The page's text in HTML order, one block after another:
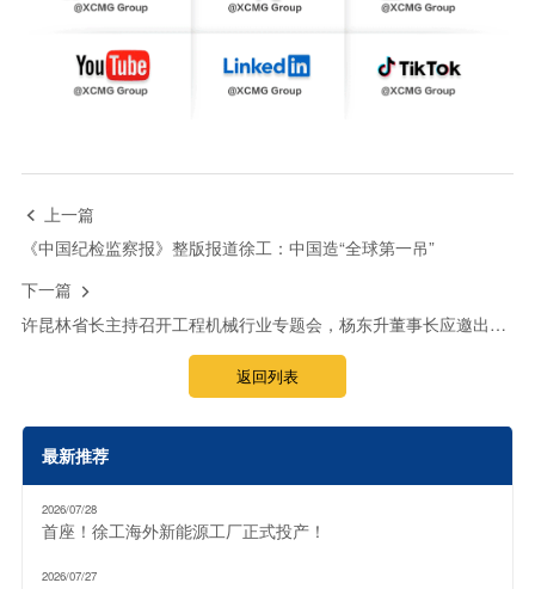

上一篇
《中国纪检监察报》整版报道徐工：中国造“全球第一吊”
下一篇

许昆林省长主持召开工程机械行业专题会，杨东升董事长应邀出席并发言
返回列表
最新推荐
2026/07/28
首座！徐工海外新能源工厂正式投产！
2026/07/27